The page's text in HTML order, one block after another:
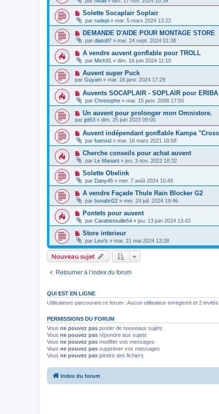
Solette Socaplair Soplair
par rudepi » mar. 5 mars 2024 13:22
DEMANDE D'AIDE POUR MONTAGE STORE
par diato87 » mar. 24 sept. 2024 01:38
A vendre auvent gonflable pour TROLL
par Mich31 » dim. 16 juin 2024 11:10
Auvent super Puck
par Guyam » mar. 16 janv. 2024 17:29
Auvents SOCAPLAIR - SOPLAIR pour ERIBA
par Christophe » mar. 15 janv. 2008 17:50
Un auvent pour prolonger mon Omnistore.
par jpt53 » dim. 25 juin 2023 09:00
Auvent indépendant gonflable Kampa
par fuenxid » mar. 16 mars 2021 18:58
Cherche conseils pour achat auvent
par Le Manant » jeu. 3 nov. 2022 18:32
Solette Obelink
par Dany45 » mer. 7 août 2024 10:49
A vendre Façade Thule Rain Blocker G2
par bonabri22 » mer. 24 juil. 2024 19:46
Pontets pour auvent
par Carabistouille54 » jeu. 13 juin 2024 13:42
Store interieur
par Levi's » mar. 21 mai 2024 13:28
Nouveau sujet
Retourner à l’index du forum
QUI EST EN LIGNE
Utilisateurs parcourant ce forum : Aucun utilisateur enregistré et 2 invités
PERMISSIONS DU FORUM
Vous ne pouvez pas poster de nouveaux sujets
Vous ne pouvez pas répondre aux sujets
Vous ne pouvez pas modifier vos messages
Vous ne pouvez pas supprimer vos messages
Vous ne pouvez pas joindre des fichiers
Index du forum